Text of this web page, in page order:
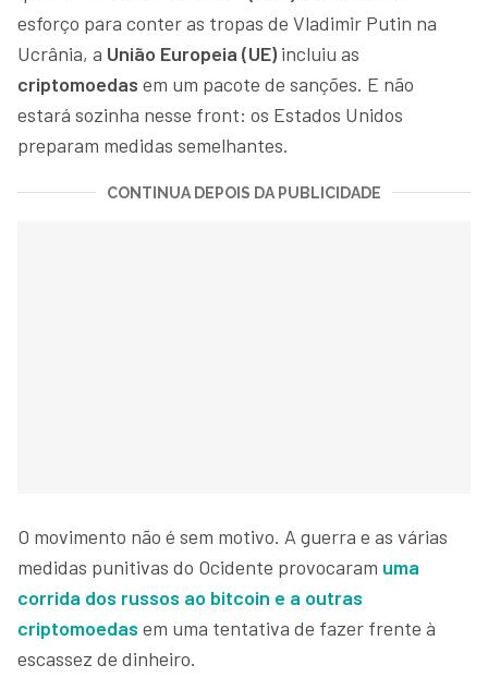
esforço para conter as tropas de Vladimir Putin na
Ucrânia, a União Europeia (UE) incluiu as
criptomoedas em um pacote de sanções. E não
estará sozinha nesse front: os Estados Unidos
preparam medidas semelhantes.
CONTINUA DEPOIS DA PUBLICIDADE
O movimento não é sem motivo. A guerra e as várias
medidas punitivas do Ocidente provocaram uma
corrida dos russos ao bitcoin e a outras
criptomoedas em uma tentativa de fazer frente à
escassez de dinheiro.